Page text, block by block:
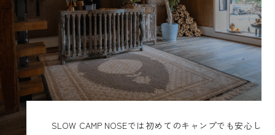
SLOW CAMP NOSEでは初めてのキャンプでも安心し